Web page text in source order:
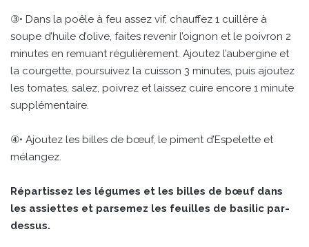
③• Dans la poêle à feu assez vif, chauffez 1 cuillère à
soupe d’huile d’olive, faites revenir l’oignon et le poivron 2
minutes en remuant régulièrement. Ajoutez l’aubergine et
la courgette, poursuivez la cuisson 3 minutes, puis ajoutez
les tomates, salez, poivrez et laissez cuire encore 1 minute
supplémentaire.
④• Ajoutez les billes de bœuf, le piment d’Espelette et
mélangez.
Répartissez les légumes et les billes de bœuf dans
les assiettes et parsemez les feuilles de basilic par-
dessus.